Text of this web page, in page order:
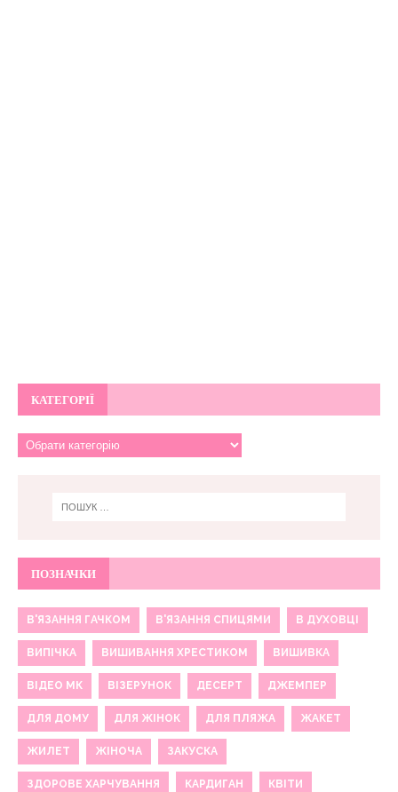
КАТЕГОРІЇ
ПОЗНАЧКИ
В'ЯЗАННЯ ГАЧКОМ В'ЯЗАННЯ СПИЦЯМИ В ДУХОВЦІ
ВИПІЧКА ВИШИВАННЯ ХРЕСТИКОМ ВИШИВКА
ВІДЕО МК ВІЗЕРУНОК ДЕСЕРТ ДЖЕМПЕР
ДЛЯ ДОМУ ДЛЯ ЖІНОК ДЛЯ ПЛЯЖА ЖАКЕТ
ЖИЛЕТ ЖІНОЧА ЗАКУСКА
ЗДОРОВЕ ХАРЧУВАННЯ КАРДИГАН КВІТИ